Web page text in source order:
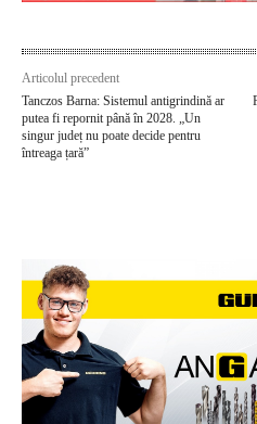
Articolul precedent
Tanczos Barna: Sistemul antigrindină ar
putea fi repornit până în 2028. „Un
singur județ nu poate decide pentru
întreaga țară”